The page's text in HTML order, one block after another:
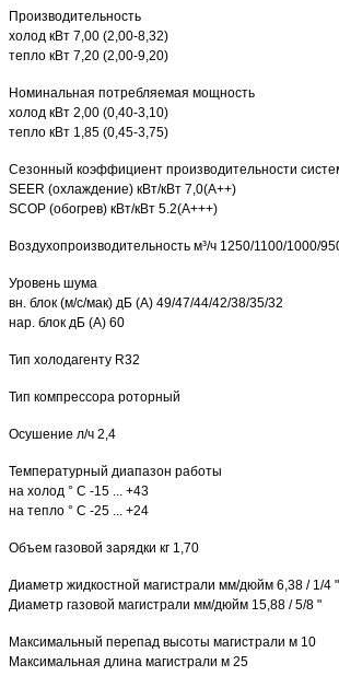
Производительность
холод кВт 7,00 (2,00-8,32)
тепло кВт 7,20 (2,00-9,20)
Номинальная потребляемая мощность
холод кВт 2,00 (0,40-3,10)
тепло кВт 1,85 (0,45-3,75)
Сезонный коэффициент производительности
SEER (охлаждение) кВт/кВт 7,0(А++)
SCOP (обогрев) кВт/кВт 5.2(А+++)
Воздухопроизводительность м³/ч 1250/1100/1000/
Уровень шума
вн. блок (м/с/мак) дБ (А) 49/47/44/42/38/35/32
нар. блок дБ (А) 60
Тип холодагенту R32
Тип компрессора роторный
Осушение л/ч 2,4
Температурный диапазон работы
на холод ° C -15 ... +43
на тепло ° C -25 ... +24
Объем газовой зарядки кг 1,70
Диаметр жидкостной магистрали мм/дюйм 6,38 / 1/4 "
Диаметр газовой магистрали мм/дюйм 15,88 / 5/8 "
Максимальный перепад высоты магистрали м 10
Максимальная длина магистрали м 25